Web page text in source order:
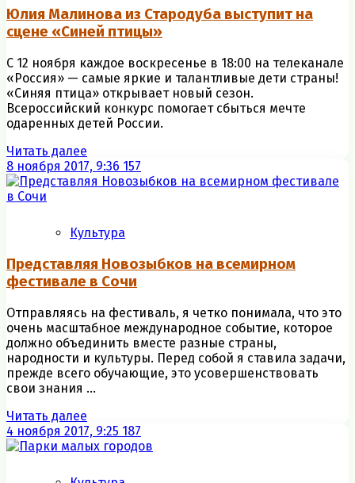
Юлия Малинова из Стародуба выступит на
сцене «Синей птицы»
С 12 ноября каждое воскресенье в 18:00 на телеканале
«Россия» — самые яркие и талантливые дети страны!
«Синяя птица» открывает новый сезон.
Всероссийский конкурс помогает сбыться мечте
одаренных детей России.
Читать далее
8 ноября 2017, 9:36 157
Культура
Представляя Новозыбков на всемирном
фестивале в Сочи
Отправляясь на фестиваль, я четко понимала, что это
очень масштабное международное событие, которое
должно объединить вместе разные страны,
народности и культуры. Перед собой я ставила задачи,
прежде всего обучающие, это усовершенствовать
свои знания ...
Читать далее
4 ноября 2017, 9:25 187